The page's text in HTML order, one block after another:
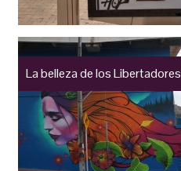
La belleza de los Libertadores